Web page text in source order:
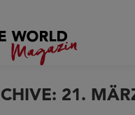
21.